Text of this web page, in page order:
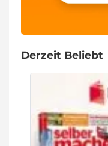
Derzeit Beliebt